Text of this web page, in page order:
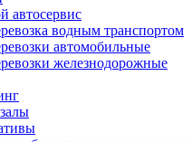
автосервис
водным транспортом
автомобильные
железнодорожные